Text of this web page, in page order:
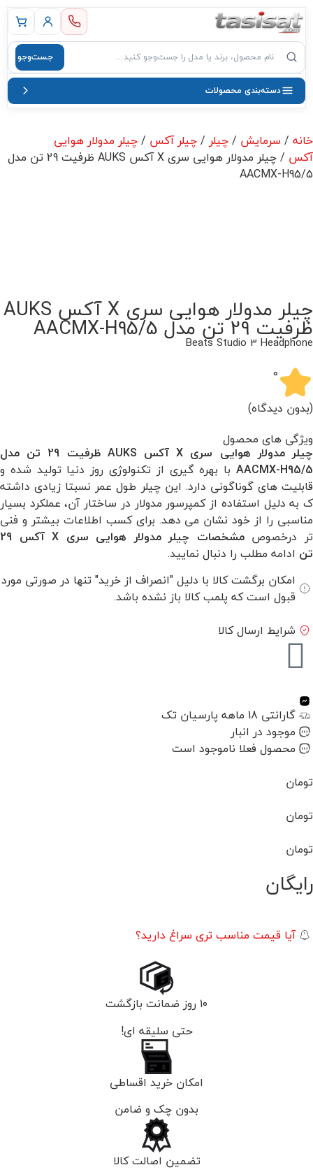
اصلی
جست‌وجو
دسته‌بندی محصولات
خانه / سرمایش /چیلر /چیلر آکس /چیلر مدولار هوایی
آکس
/ چیلر مدولار هوایی سری X آکس AUKS ظرفیت 29 تن مدل
AACMX-H95/5
چیلر مدولار هوایی سری X آکس AUKS
ظرفیت 29 تن مدل AACMX-H95/5
Beats Studio 3 Headphone
0
(بدون دیدگاه)
ویژگی های محصول
چیلر مدولار هوایی سری X آکس AUKS ظرفیت 29 تن مدل
AACMX-H95/5 با بهره گیری از تکنولوژی روز دنیا تولید شده و
قابلیت های گوناگونی دارد. این چیلر طول عمر نسبتا زیادی داشته
ک به دلیل استفاده از کمپرسور مدولار در ساختار آن، عملکرد بسیار
مناسبی را از خود نشان می دهد. برای کسب اطلاعات بیشتر و فنی
تر درخصوصمشخصات
چیلر مدولار هوایی سری X آکس 29
تن ادامه مطلب را دنبال نمایید.
امکان برگشت کالا با دلیل "انصراف از خرید" تنها در صورتی مورد
قبول است که پلمب کالا باز نشده باشد.
شرایط ارسال کالا
گارانتی 18 ماهه پارسیان تک
موجود در انبار
محصول فعلا ناموجود است
تومان
تومان
تومان
رایگان
آیا قیمت مناسب تری سراغ دارید؟
۱۰ روز ضمانت بازگشت
حتی سلیقه ای!
امکان خرید اقساطی
بدون چک و ضامن
تضمین اصالت کالا